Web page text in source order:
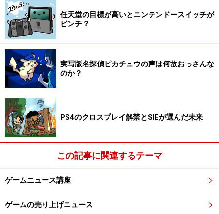
額を請求されてしまいます。なので、深夜11時から翌朝
8時までの間だけが定額制になるテレホーダイというサ
ービスに加入して、みんな夜中にインターネットをして
いました。
しかし、あの時の高揚感は忘れられません。ガイドは当
時大学生でした。友達と、オンライン対応ソフトのファ
ンタシースターオンライン（以下PSO）をみんなで遊ぼ
うと、夜中の時間に約束して、ゲームを始めるわけで
す。今みたいな便利なソーシャル機能もついていないの
で、携帯電話……ではなく当時持っていたPHSで連絡を取
りながら待ち合わせの場所を決めて、集まります。
ゲームの世界で初めて友達と会えた時の喜び。みんなで
めて、ドラゴンに圧倒され、気がつけば明け方です。友
任天堂の目標が高いとニンテンドースイッチが
ピンチ？
実写版名探偵ピカチュウの声は何故おっさんな
のか？
PS4のクロスプレイ解禁とSIEが選んだ未来
この記事に関連するテーマ
ゲームニュース講座
ゲームの売り上げニュース